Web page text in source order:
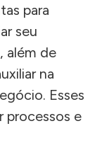
para
seu
além de
na
Esses
processos e